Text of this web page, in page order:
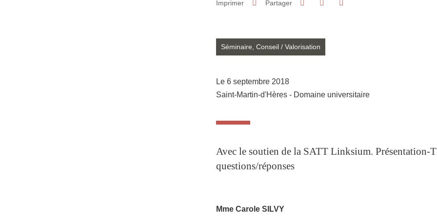
Imprimer Partager
Séminaire, Conseil/ Valorisation
Le 6 septembre 2018
Saint-Martin-d'Hères - Domaine universitaire
Avec le soutien de la SATT Linksium. Présentation-
questions/réponses
Mme Carole SILVY